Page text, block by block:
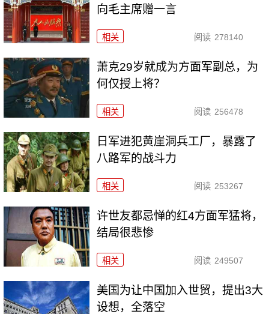
向毛主席赠一言
相关 阅读 278140
萧克29岁就成为方面军副总，为
何仅授上将？
相关 阅读 256478
日军进犯黄崖洞兵工厂，暴露了
八路军的战斗力
相关 阅读 253267
许世友都忌惮的红4方面军猛将，
结局很悲惨
相关 阅读 249507
美国为让中国加入世贸，提出3大
设想，全落空